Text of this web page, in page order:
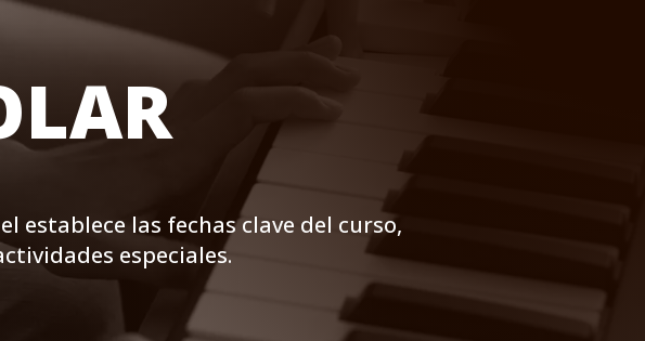
establece las fechas clave del curso,
especiales.